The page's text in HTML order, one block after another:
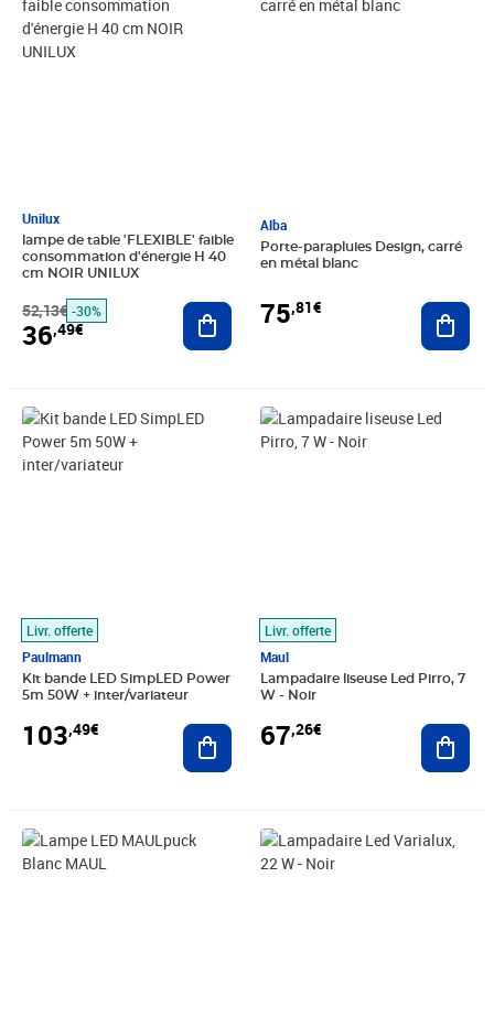
Unilux
lampe de table 'FLEXIBLE' faible
consommation d'énergie H 40
cm NOIR UNILUX
52,13€ -30%
36,49€
Ajouter au panier
Alba
Porte-parapluies Design, carré
en métal blanc
75,81€
Livr. offerte
Paulmann
Kit bande LED SimpLED Power
5m 50W + inter/variateur
103,49€
Prix 103,49€
Ajouter au panier
Livr. offerte
Maul
Lampadaire liseuse Led Pirro, 7
W - Noir
67,26€
Prix 67,26€
Prix 43,64€ Prix 163,81€